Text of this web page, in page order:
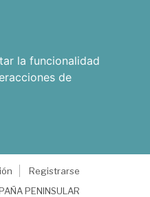
la funcionalidad
de
Registrarse
PENINSULAR